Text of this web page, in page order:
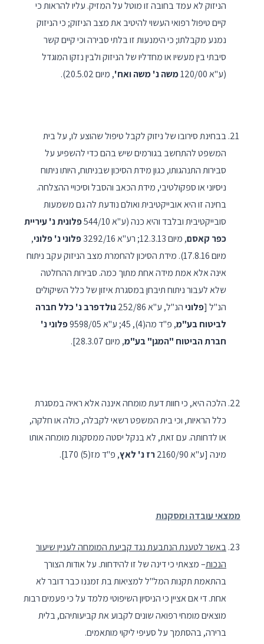
הניזוק לא עמד בחובה זו מוטל על המזיק. עליו להראות כי
קיים טיפול רפואי העשוי להיטיב את מצב הניזוק; כי הניזוק
נמנע מקבלתו; כי הימנעות זו בלתי סבירה וכי קיים קשר
סיבתי בין מעשיו או מחדליו של הניזוק ולבין נזקו המוגדל
(ע"א 120/00
משה נ' משה ואח', מיום 20.5.02).
בבחינת סירובו של ניזוק לקבל טיפול שהוצע לו, על בית
המשפט להתחשב בגורמים שיש בהם כדי להשפיע על
סבירות התנהגותו, כגון מידת הסיכון שבניתוח, היותו ניתוח
ניסיוני או ספקולטיבי, מידת הכאב והסבל וסיכויי ההצלחה.
בחינה זו היא אובייקטיבית ואולם נודעת לה גם משמעות
סובייקטיבית ובלבד והיא כנה (ע"א 544/10
פלונית נ' עיריית
כפר קאסם, מיום 12.3.13; רע"א 3292/16 פלוני נ' פלוני,
מיום 17.8.16). מידת הסיכון להחמרת מצב הניזוק עקב ניתוח
אינה אלא אמת מידה אחת מתוך כמה. סבירות ההחלטה
שלא לעבור ניתוח תיבחן במסגרת איזון של כלל השיקולים
הנ"ל [פלוניהנ"ל, ע"א 252/86
גולדפרב נ' כלל חברה
לביטוח בע"מ, פ"ד מה(4), 45; ע"א 9598/05
פלוני נ'
חברת הביטוח "המגן" בע"מ, מיום 28.3.07].
הלכה היא, כי חוות דעת מומחה איננה אלא ראיה במסגרת
כלל הראיות, וכי בית המשפט רשאי לקבלה, כולה או חלקה,
או לדחותה. עם זאת, לא בנקל יסטה ממסקנות מומחה אותו
מינה [ע"א 2160/90
רז נ' לאץ, פ"ד מז(5) 170].
ממצאי עובדה ומסקנות
באשר לטענת הנתבעת נגד קביעת המומחה לעניין שיעור
הנכות– מצאתי כי דינה של זו להידחות. על אודות הצורך
בהתאמת תקנות המל"ל למציאות בת זמננו כבר דובר לא
אחת. די אם אציין כי הניסיון השיפוטי מלמד על כי פעמים רבות
מוצאים מומחי רפואה שונים לקבוע את קביעותיהם, בלית
ברירה, בהסתמך על סעיפי ליקוי מותאמים.